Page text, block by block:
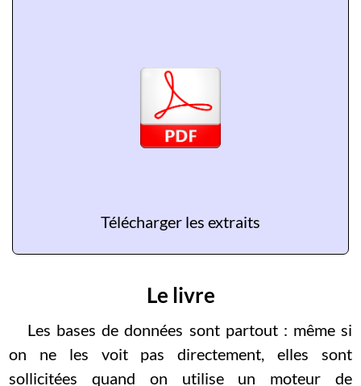
Télécharger les extraits
Le livre
Les bases de données sont partout : même si
on ne les voit pas directement, elles sont
sollicitées quand on utilise un moteur de